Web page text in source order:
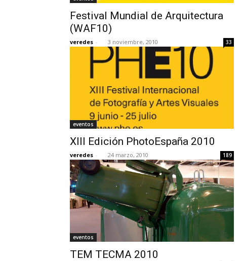
Festival Mundial de Arquitectura
(WAF10)
veredes - 3 noviembre, 2010 33
eventos
XIII Edición PhotoEspaña 2010
veredes - 24 marzo, 2010 189
eventos
TEM TECMA 2010